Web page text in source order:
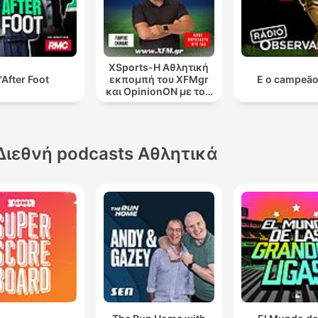
Foot
XSports-Η Αθλητική
εκπομπή του XFMgr
και OpinionΟΝ με τον
Γιώργο Σκιαδά-
E o
podcasts Αθλητικά